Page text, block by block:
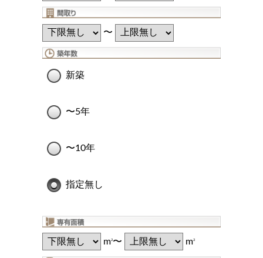
〜
新築
〜5年
〜10年
指定無し
m2〜 m2